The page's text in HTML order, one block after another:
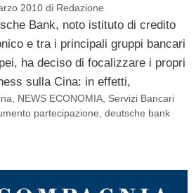
2010 di Redazione
Bank, noto istituto di credito
e tra i principali gruppi bancari
ha deciso di focalizzare i propri
sulla Cina: in effetti,
NEWS ECONOMIA Servizi Bancari
partecipazione ,deutsche bank